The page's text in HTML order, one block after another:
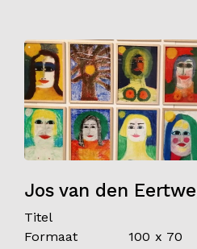
Jos van den
Titel
Formaat
100 x 70